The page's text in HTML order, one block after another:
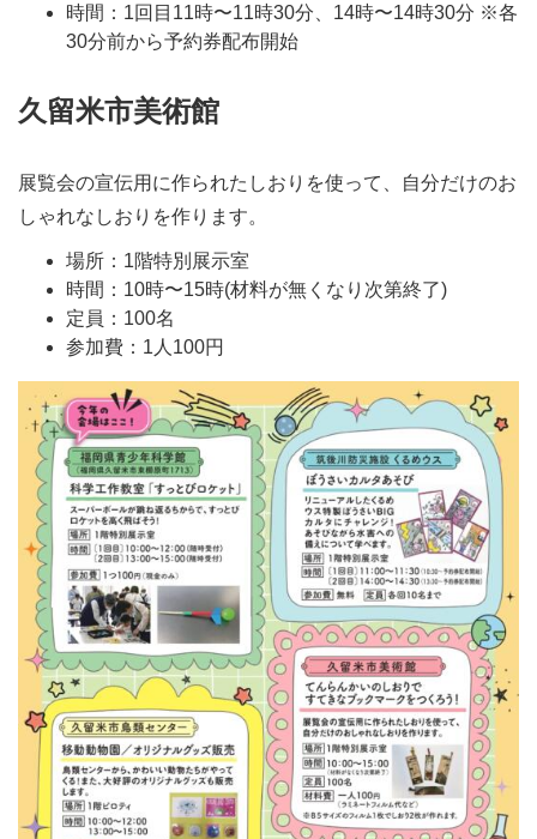
時間：1回目11時〜11時30分、14時〜14時30分 ※各
30分前から予約券配布開始
久留米市美術館
展覧会の宣伝用に作られたしおりを使って、自分だけのお
しゃれなしおりを作ります。
場所：1階特別展示室
時間：10時〜15時(材料が無くなり次第終了)
定員：100名
参加費：1人100円